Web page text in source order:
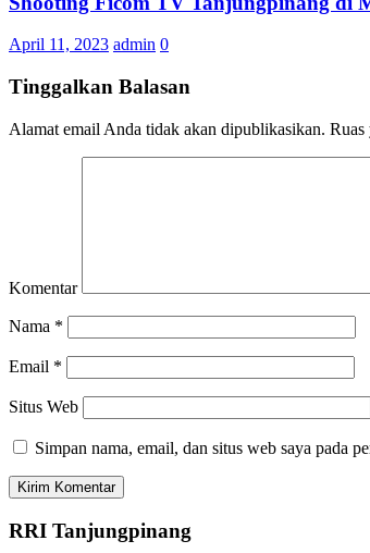
April 11, 2023 admin 0
Tinggalkan Balasan
Alamat email Anda tidak akan dipublikasikan. Ruas
Komentar
Nama *
Email *
Situs Web
Simpan nama, email, dan situs web saya pada
RRI Tanjungpinang